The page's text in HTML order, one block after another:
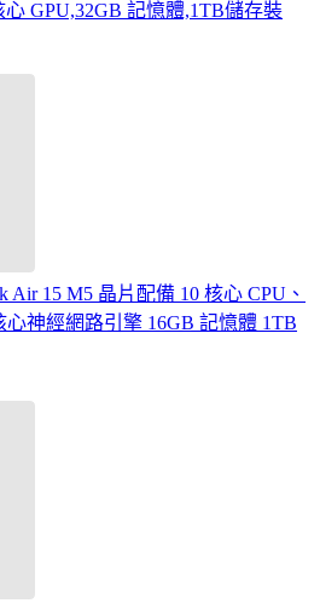
心 GPU,32GB 記憶體,1TB儲存裝
Air 15 M5 晶片配備 10 核心 CPU、
心神經網路引擎 16GB 記憶體 1TB